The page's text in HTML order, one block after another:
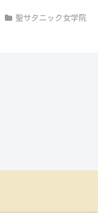
聖サタニック女学院